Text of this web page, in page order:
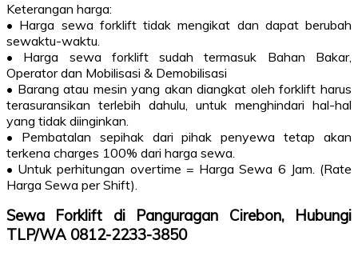
Keterangan harga:
• Harga sewa forklift tidak mengikat dan dapat berubah
sewaktu-waktu.
• Harga sewa forklift sudah termasuk Bahan Bakar,
Operator dan Mobilisasi & Demobilisasi
• Barang atau mesin yang akan diangkat oleh forklift harus
terasuransikan terlebih dahulu, untuk menghindari hal-hal
yang tidak diinginkan.
• Pembatalan sepihak dari pihak penyewa tetap akan
terkena charges 100% dari harga sewa.
• Untuk perhitungan overtime = Harga Sewa 6 Jam. (Rate
Harga Sewa per Shift).
Sewa Forklift di Panguragan Cirebon, Hubungi
TLP/WA 0812-2233-3850